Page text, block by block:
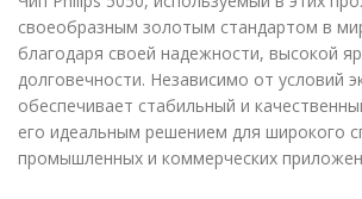
своеобразным золотым стандартом в
благодаря своей надежности, высокой
долговечности. Независимо от условий
обеспечивает стабильный и
его идеальным решением для широкого
промышленных и коммерческих